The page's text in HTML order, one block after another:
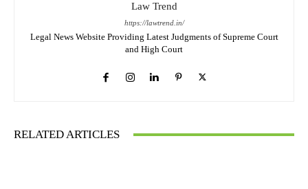
Law Trend
https://lawtrend.in/
Legal News Website Providing Latest Judgments of Supreme Court
and High Court
RELATED ARTICLES